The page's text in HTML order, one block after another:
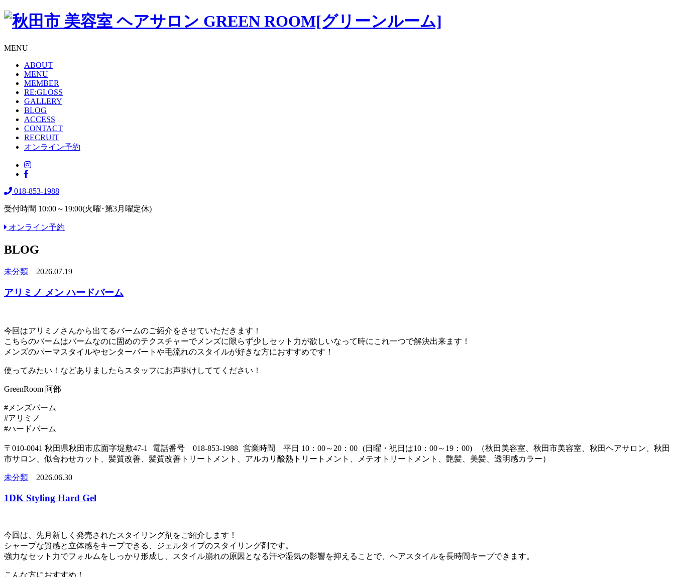
MENU
ABOUT
MENU
MEMBER
RE:GLOSS
GALLERY
BLOG
ACCESS
CONTACT
RECRUIT
オンライン予約
018-853-1988
受付時間 10:00～19:00(火曜･第3月曜定休)
オンライン予約
BLOG
未分類 2026.07.19
アリミノ メン ハードバーム
今回はアリミノさんから出てるバームのご紹介をさせていただきます！
こちらのバームはバームなのに固めのテクスチャーでメンズに限らず少しセット力が欲しいなって時にこれ一つで解決出来ます！
メンズのパーマスタイルやセンターパートや毛流れのスタイルが好きな方におすすめです！
使ってみたい！などありましたらスタッフにお声掛けしててください！
GreenRoom 阿部
#メンズバーム
#アリミノ
#ハードバーム
〒010-0041 秋田県秋田市広面字堤敷47-1 電話番号 018-853-1988 営業時間 平日 10：00～20：00 (日曜・祝日は10：00～19：00) （秋田美容室、秋田市美容室、秋田ヘアサロン、秋田
市サロン、似合わせカット、髪質改善、髪質改善トリートメント、アルカリ酸熱トリートメント、メテオトリートメント、艶髪、美髪、透明感カラー）
未分類 2026.06.30
1DK Styling Hard Gel
今回は、先月新しく発売されたスタイリング剤をご紹介します！
シャープな質感と立体感をキープできる、ジェルタイプのスタイリング剤です。
強力なセット力でフォルムをしっかり形成し、スタイル崩れの原因となる汗や湿気の影響を抑えることで、ヘアスタイルを長時間キープできます。
こんな方におすすめ！